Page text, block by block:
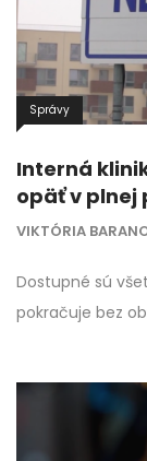
Správy
Interná
opäť v plnej
VIKTÓRIA
Dostupné sú
pokračuje bez